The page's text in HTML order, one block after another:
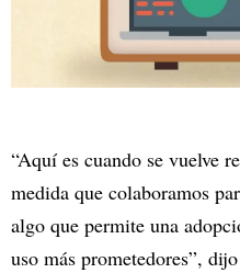
“Aquí es cuando se vuelve
medida que colaboramos
algo que permite una
uso más prometedores”,